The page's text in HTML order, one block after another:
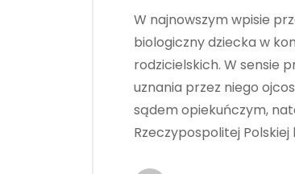
W najnowszym wpisie
biologiczny dziecka w
rodzicielskich. W sensie
uznania przez niego
sądem opiekuńczym,
Rzeczypospolitej